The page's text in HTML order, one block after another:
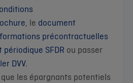
, le document
précontractuelles
périodique SFDR ou passer
DVV.
les épargnants potentiels